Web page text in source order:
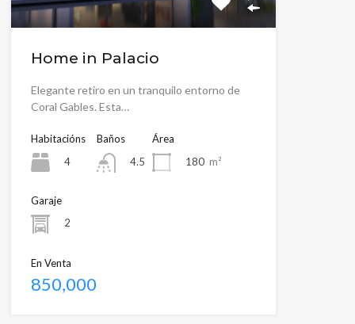
Home in Palacio
Elegante retiro en un tranquilo entorno de
Coral Gables. Esta…
Habitacións
4
Baños
4.5
Área
180 m²
Garaje
2
En Venta
850,000